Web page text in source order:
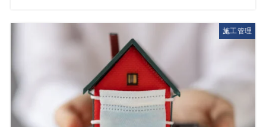
施工管理